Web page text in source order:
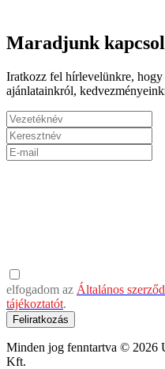
Maradjunk
Iratkozz fel hírlevelünkre,
ajánlatainkról,
elfogadom az Általános
tájékoztatót.
Feliratkozás
Minden jog fenntartva © 2026
Kft.